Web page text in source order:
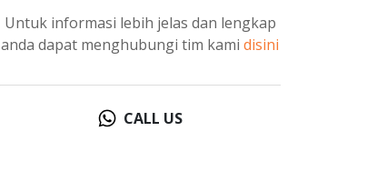
Untuk informasi lebih jelas dan lengkap
anda dapat menghubungi tim kami disini
CALL US